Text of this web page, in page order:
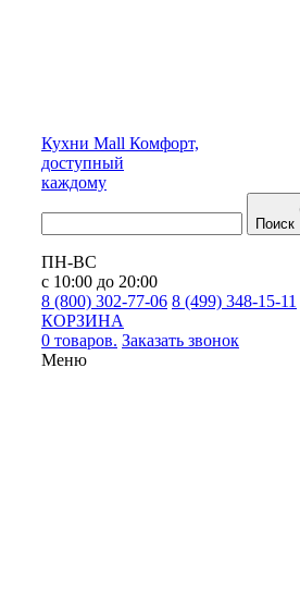
Кухни Mall Комфорт,
доступный
каждому
Поиск
ПН-ВС
с 10:00 до 20:00
8 (800) 302-77-06 8 (499) 348-15-11
КОРЗИНА
0 товаров. Заказать звонок
Меню